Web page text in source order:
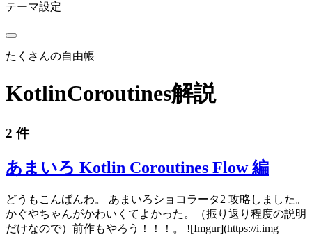
テーマ設定
たくさんの自由帳
KotlinCoroutines解説
2 件
あまいろ Kotlin Coroutines Flow 編
どうもこんばんわ。 あまいろショコラータ2 攻略しました。
かぐやちゃんがかわいくてよかった。（振り返り程度の説明
だけなので）前作もやろう！！！。 ![Imgur](https://i.img